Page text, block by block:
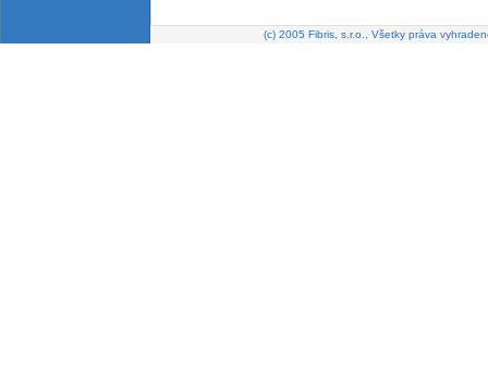
(c) 2005 Fibris, s.r.o., Všetky práva